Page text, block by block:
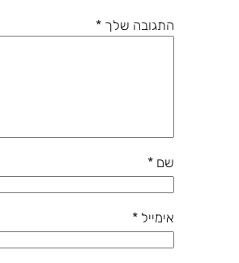
התגובה שלך *
שם *
אימייל *